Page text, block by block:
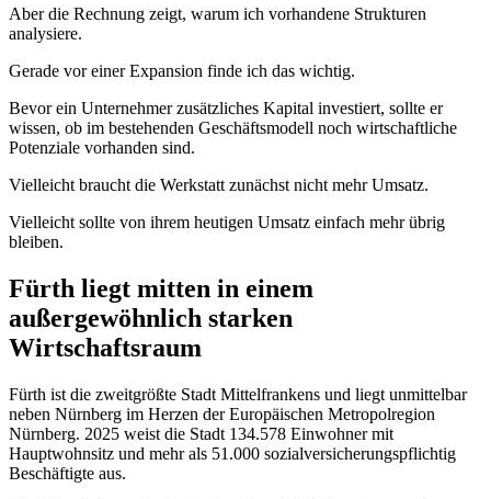
Aber die Rechnung zeigt, warum ich vorhandene Strukturen
analysiere.
Gerade vor einer Expansion finde ich das wichtig.
Bevor ein Unternehmer zusätzliches Kapital investiert, sollte er
wissen, ob im bestehenden Geschäftsmodell noch wirtschaftliche
Potenziale vorhanden sind.
Vielleicht braucht die Werkstatt zunächst nicht mehr Umsatz.
Vielleicht sollte von ihrem heutigen Umsatz einfach mehr übrig
bleiben.
Fürth liegt mitten in einem
außergewöhnlich starken
Wirtschaftsraum
Fürth ist die zweitgrößte Stadt Mittelfrankens und liegt unmittelbar
neben Nürnberg im Herzen der Europäischen Metropolregion
Nürnberg. 2025 weist die Stadt 134.578 Einwohner mit
Hauptwohnsitz und mehr als 51.000 sozialversicherungspflichtig
Beschäftigte aus.